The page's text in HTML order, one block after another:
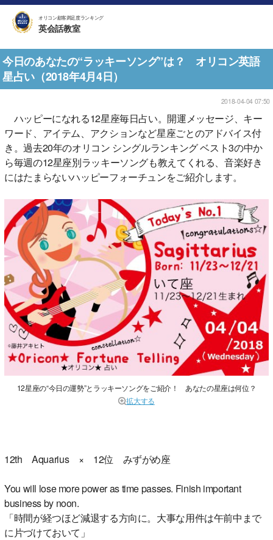
オリコン顧客満足度ランキング
英会話教室
今日のあなたの“ラッキーソング”は？ オリコン英語
星占い（2018年4月4日）
2018-04-04 07:50
ハッピーになれる12星座毎日占い。開運メッセージ、キー
ワード、アイテム、アクションなど星座ごとのアドバイス付
き。過去20年のオリコン シングルランキング ベスト3の中か
ら毎週の12星座別ラッキーソングも教えてくれる、音楽好き
にはたまらないハッピーフォーチュンをご紹介します。
12星座の“今日の運勢”とラッキーソングをご紹介！ あなたの星座は何位？
拡大する
12th Aquarius × 12位 みずがめ座
You will lose more power as time passes. Finish important
business by noon.
「時間が経つほど減退する方向に。大事な用件は午前中まで
に片づけておいて」